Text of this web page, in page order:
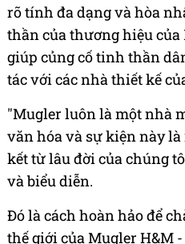
rõ tính đa dạng và hòa
thần của thương hiệu
giúp củng cố tinh thần
tác với các nhà thiết kế
"Mugler luôn là một nhà
văn hóa và sự kiện này
kết từ lâu đời của chúng
và biểu diễn.
Đó là cách hoàn hảo để
thế giới của Mugler H&M